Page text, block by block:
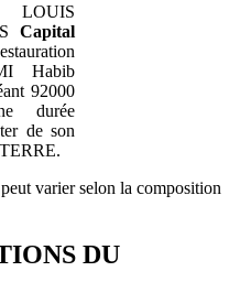
LOUIS
Capital
Habib
92000
durée
de son
varier selon la composition
DU